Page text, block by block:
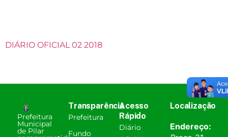
DIÁRIO OFICIAL 02 2018
Prefeitura
Municipal
de Pilar
Transparência
Prefeitura
Fundo
Acesso
Rápido
Diário
Localização
Endereço: